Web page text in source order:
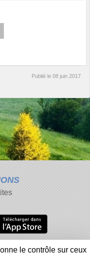
Publié le 08 juin 2017
des cookies
le contrôle sur ceux